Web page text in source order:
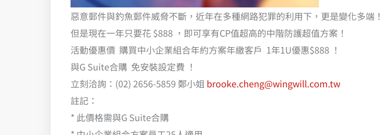
惡意郵件與釣魚郵件威脅不斷，近年在多種網路犯罪的利用下，更是變化多端！
但是現在一年只要花 $888 ，即可享有CP值超高的中階防護超值方案！
活動優惠價 購買中小企業組合年約方案年繳客戶 1年1U優惠$888 ！
與G Suite合購 免安裝設定費 ！
立刻洽詢：(02) 2656-5859 鄭小姐 brooke.cheng@wingwill.com.tw
註記：
* 此價格需與G Suite合購